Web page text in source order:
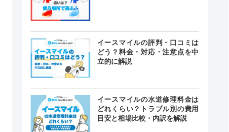
イースマイルの評判・口コミは
どう？料金・対応・注意点を中
立的に解説
イースマイルの水道修理料金は
どれくらい？トラブル別の費用
目安と相場比較・内訳を解説